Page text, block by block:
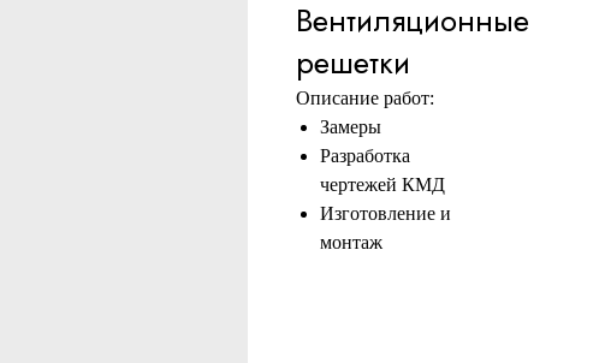
Вентиляционные
решетки
Описание работ:
Замеры
Разработка
чертежей КМД
Изготовление и
монтаж